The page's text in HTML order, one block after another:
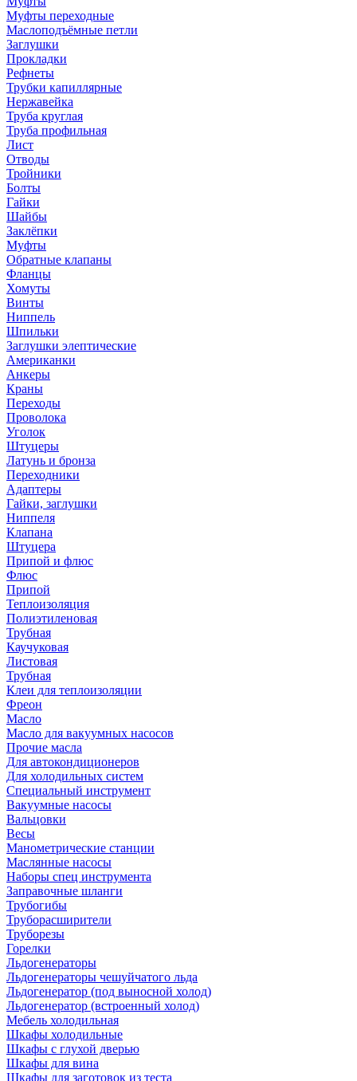
Муфты переходные
Маслоподъёмные петли
Заглушки
Прокладки
Рефнеты
Трубки капиллярные
Нержавейка
Труба круглая
Труба профильная
Лист
Отводы
Тройники
Болты
Гайки
Шайбы
Заклёпки
Муфты
Обратные клапаны
Фланцы
Хомуты
Винты
Ниппель
Шпильки
Заглушки элептические
Американки
Анкеры
Краны
Переходы
Проволока
Уголок
Штуцеры
Латунь и бронза
Переходники
Адаптеры
Гайки, заглушки
Ниппеля
Клапана
Штуцера
Припой и флюс
Флюс
Припой
Теплоизоляция
Полиэтиленовая
Трубная
Каучуковая
Листовая
Трубная
Клеи для теплоизоляции
Фреон
Масло
Масло для вакуумных насосов
Прочие масла
Для автокондиционеров
Для холодильных систем
Специальный инструмент
Вакуумные насосы
Вальцовки
Весы
Манометрические станции
Маслянные насосы
Наборы спец инструмента
Заправочные шланги
Трубогибы
Труборасширители
Труборезы
Горелки
Льдогенераторы
Льдогенераторы чешуйчатого льда
Льдогенератор (под выносной холод)
Льдогенератор (встроенный холод)
Мебель холодильная
Шкафы холодильные
Шкафы с глухой дверью
Шкафы для вина
Шкафы для заготовок из теста